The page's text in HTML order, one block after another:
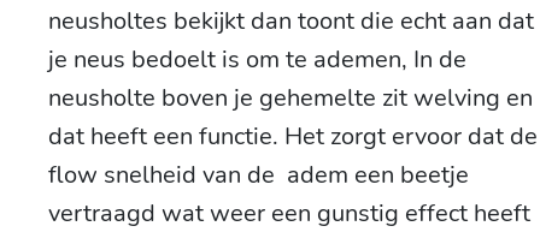
neusholtes bekijkt dan toont die echt aan dat
je neus bedoelt is om te ademen, In de
neusholte boven je gehemelte zit welving en
dat heeft een functie. Het zorgt ervoor dat de
flow snelheid van de adem een beetje
vertraagd wat weer een gunstig effect heeft